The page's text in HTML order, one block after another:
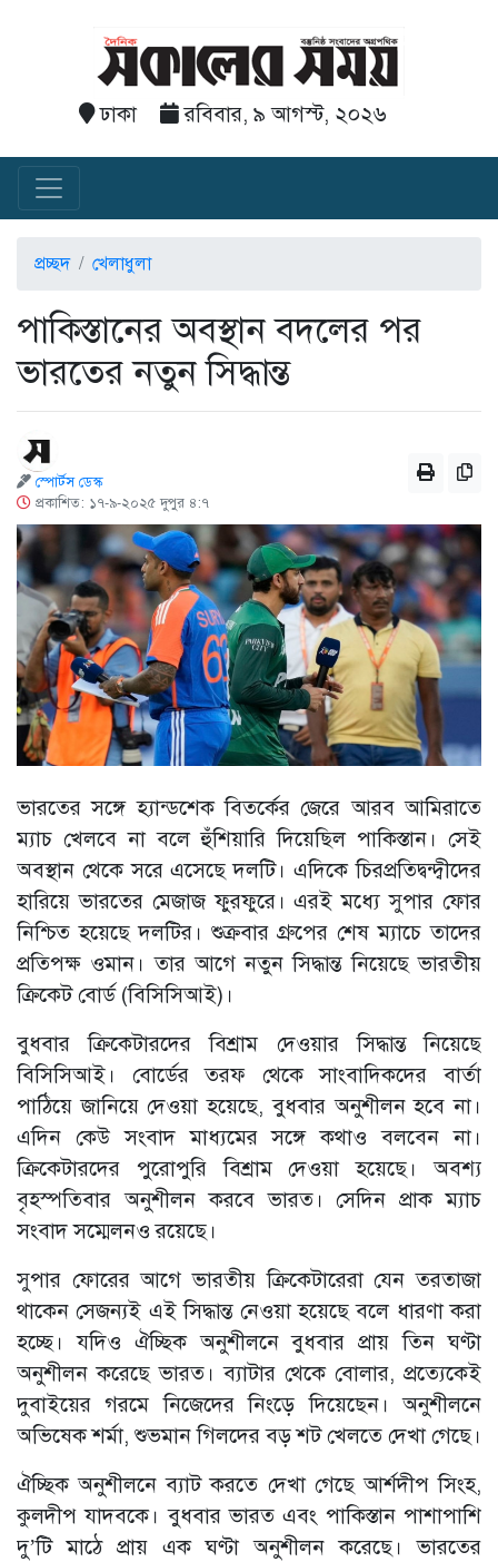
ঢাকা রবিবার, ৯ আগস্ট, ২০২৬
প্রচ্ছদ খেলাধুলা
পাকিস্তানের অবস্থান বদলের পর
ভারতের নতুন সিদ্ধান্ত
স্পোর্টস ডেস্ক
প্রকাশিত: ১৭-৯-২০২৫ দুপুর ৪:৭
ভারতের সঙ্গে হ্যান্ডশেক বিতর্কের জেরে আরব আমিরাতে
ম্যাচ খেলবে না বলে হুঁশিয়ারি দিয়েছিল পাকিস্তান। সেই
অবস্থান থেকে সরে এসেছে দলটি। এদিকে চিরপ্রতিদ্বন্দ্বীদের
হারিয়ে ভারতের মেজাজ ফুরফুরে। এরই মধ্যে সুপার ফোর
নিশ্চিত হয়েছে দলটির। শুক্রবার গ্রুপের শেষ ম্যাচে তাদের
প্রতিপক্ষ ওমান। তার আগে নতুন সিদ্ধান্ত নিয়েছে ভারতীয়
ক্রিকেট বোর্ড (বিসিসিআই)।
বুধবার ক্রিকেটারদের বিশ্রাম দেওয়ার সিদ্ধান্ত নিয়েছে
বিসিসিআই। বোর্ডের তরফ থেকে সাংবাদিকদের বার্তা
পাঠিয়ে জানিয়ে দেওয়া হয়েছে, বুধবার অনুশীলন হবে না।
এদিন কেউ সংবাদ মাধ্যমের সঙ্গে কথাও বলবেন না।
ক্রিকেটারদের পুরোপুরি বিশ্রাম দেওয়া হয়েছে। অবশ্য
বৃহস্পতিবার অনুশীলন করবে ভারত। সেদিন প্রাক ম্যাচ
সংবাদ সম্মেলনও রয়েছে।
সুপার ফোরের আগে ভারতীয় ক্রিকেটারেরা যেন তরতাজা
থাকেন সেজন্যই এই সিদ্ধান্ত নেওয়া হয়েছে বলে ধারণা করা
হচ্ছে। যদিও ঐচ্ছিক অনুশীলনে বুধবার প্রায় তিন ঘণ্টা
অনুশীলন করেছে ভারত। ব্যাটার থেকে বোলার, প্রত্যেকেই
দুবাইয়ের গরমে নিজেদের নিংড়ে দিয়েছেন। অনুশীলনে
অভিষেক শর্মা, শুভমান গিলদের বড় শট খেলতে দেখা গেছে।
ঐচ্ছিক অনুশীলনে ব্যাট করতে দেখা গেছে আর্শদীপ সিংহ,
কুলদীপ যাদবকে। বুধবার ভারত এবং পাকিস্তান পাশাপাশি
দু’টি মাঠে প্রায় এক ঘণ্টা অনুশীলন করেছে। ভারতের